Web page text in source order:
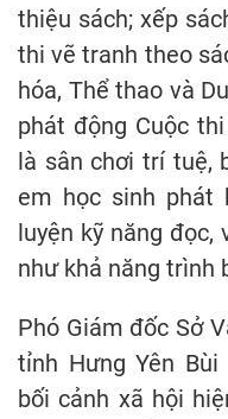
thiệu sách; xếp
thi vẽ tranh theo
hóa, Thể thao và
phát động Cuộc
là sân chơi trí tuệ,
em học sinh phát
luyện kỹ năng đọc,
như khả năng trình
Phó Giám đốc Sở
tỉnh Hưng Yên
bối cảnh xã hội